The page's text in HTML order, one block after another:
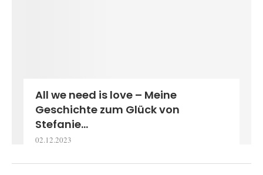
All we need is love – Meine
Geschichte zum Glück von
Stefanie...
02.12.2023